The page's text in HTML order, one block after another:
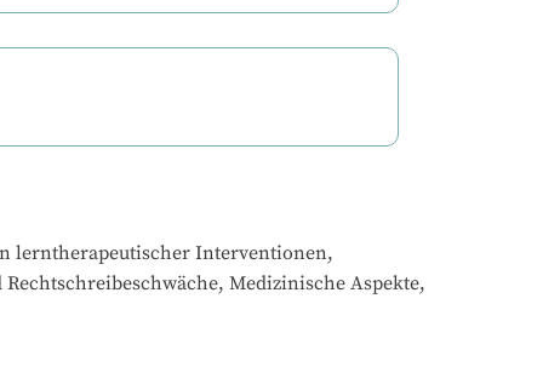
lerntherapeutischer Interventionen,
Medizinische Aspekte,